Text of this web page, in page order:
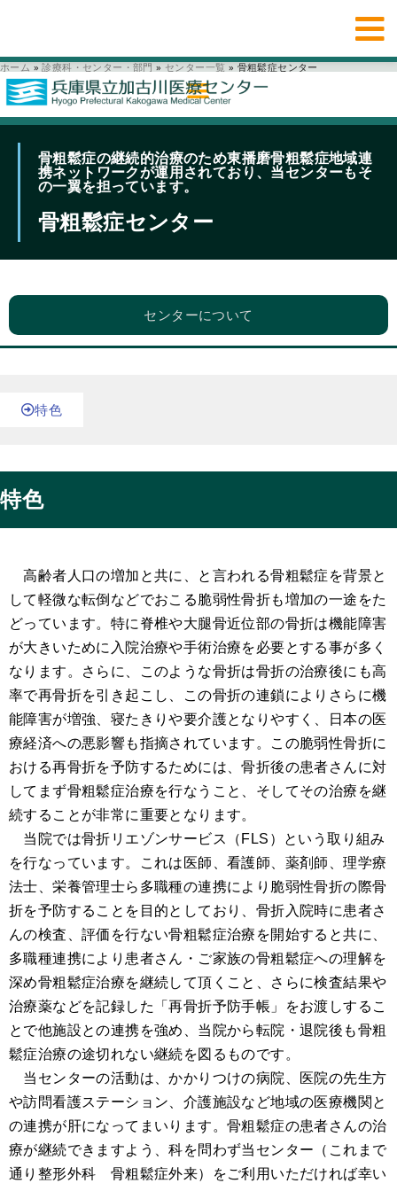
ホーム » 診療科・センター・部門 » センター一覧 » 骨粗鬆症センター
骨粗鬆症の継続的治療のため東播磨骨粗鬆症地域連
携ネットワークが運用されており、当センターもそ
の一翼を担っています。
骨粗鬆症センター
センターについて
特色
特色
高齢者人口の増加と共に、と言われる骨粗鬆症を背景と
して軽微な転倒などでおこる脆弱性骨折も増加の一途をた
どっています。特に脊椎や大腿骨近位部の骨折は機能障害
が大きいために入院治療や手術治療を必要とする事が多く
なります。さらに、このような骨折は骨折の治療後にも高
率で再骨折を引き起こし、この骨折の連鎖によりさらに機
能障害が増強、寝たきりや要介護となりやすく、日本の医
療経済への悪影響も指摘されています。この脆弱性骨折に
おける再骨折を予防するためには、骨折後の患者さんに対
してまず骨粗鬆症治療を行なうこと、そしてその治療を継
続することが非常に重要となります。
当院では骨折リエゾンサービス（FLS）という取り組み
を行なっています。これは医師、看護師、薬剤師、理学療
法士、栄養管理士ら多職種の連携により脆弱性骨折の際骨
折を予防することを目的としており、骨折入院時に患者さ
んの検査、評価を行ない骨粗鬆症治療を開始すると共に、
多職種連携により患者さん・ご家族の骨粗鬆症への理解を
深め骨粗鬆症治療を継続して頂くこと、さらに検査結果や
治療薬などを記録した「再骨折予防手帳」をお渡しするこ
とで他施設との連携を強め、当院から転院・退院後も骨粗
鬆症治療の途切れない継続を図るものです。
当センターの活動は、かかりつけの病院、医院の先生方
や訪問看護ステーション、介護施設など地域の医療機関と
の連携が肝になってまいります。骨粗鬆症の患者さんの治
療が継続できますよう、科を問わず当センター（これまで
通り整形外科 骨粗鬆症外来）をご利用いただければ幸い